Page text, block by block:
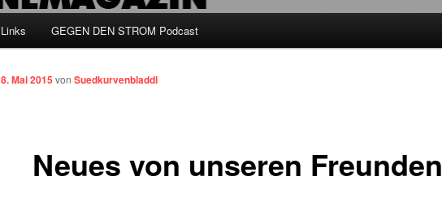
Links GEGEN DEN STROM Podcast
Neues von unseren Freunden
8. Mai 2015 von Suedkurvenbladdl